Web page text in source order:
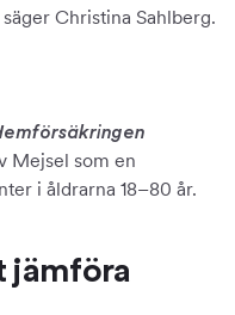
Christina Sahlberg.
Mejsel som en
i åldrarna 18–80 år.
jämföra